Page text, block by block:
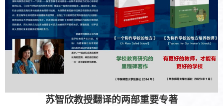
苏智欣教授翻译的两部重要专著